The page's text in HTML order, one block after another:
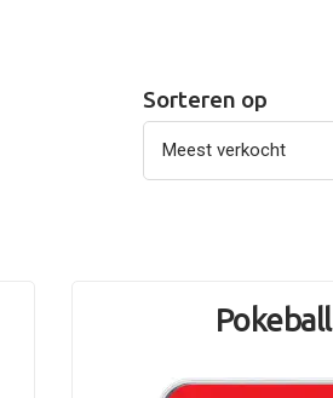
Sorteren op
Pokeball